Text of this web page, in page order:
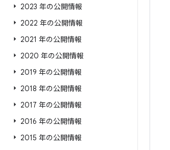
2023 年の公開情報
2022 年の公開情報
2021 年の公開情報
2020 年の公開情報
2019 年の公開情報
2018 年の公開情報
2017 年の公開情報
2016 年の公開情報
2015 年の公開情報